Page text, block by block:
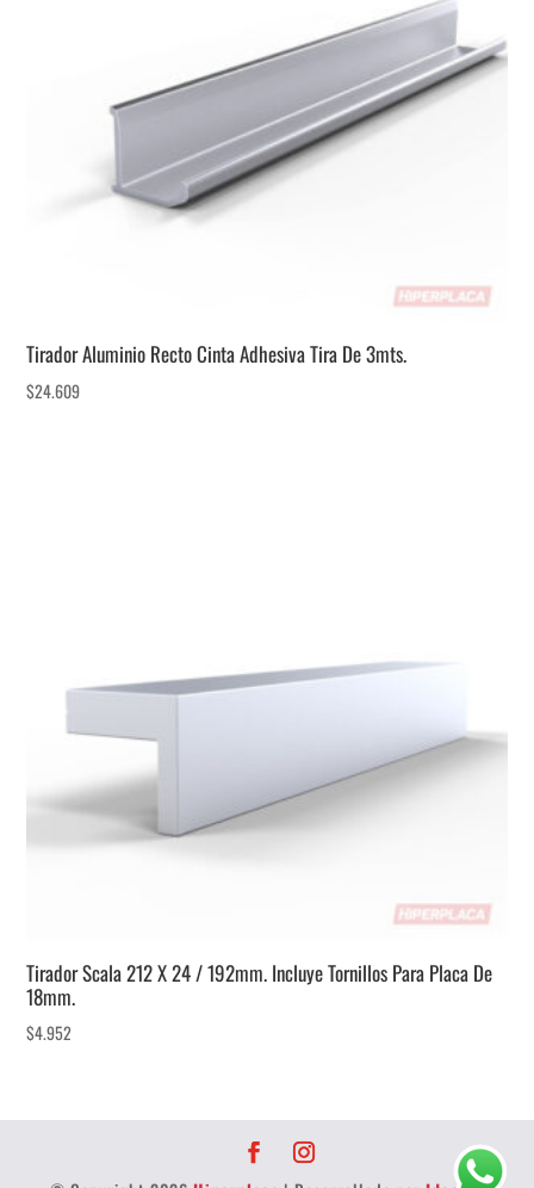
Tirador Aluminio Recto Cinta Adhesiva Tira De 3mts.
$24.609
Tirador Scala 212 X 24 / 192mm. Incluye Tornillos Para Placa De
18mm.
$4.952